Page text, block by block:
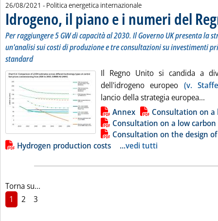
26/08/2021 - Politica energetica internazionale
Idrogeno, il piano e i numeri del
Per raggiungere 5 GW di capacità al 2030. Il Governo UK presenta la
un'analisi sui costi di produzione e tre consultazioni su investimenti
standard
Il Regno Unito si candida a
dell'idrogeno europeo (v.
lancio della strategia europea...
Lista allegati PDF alla notizia
Annex
Consultation on a
Consultation on a low
Consultation on the design
Hydrogen production costs
...vedi tutti
Torna su...
1
2 3